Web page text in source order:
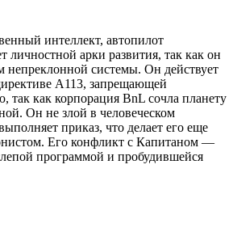
интеллект, автопилот
арки развития, так как он
непреклонной системы. Он действует
A113, запрещающей
так как корпорация BnL сочла планету
Он не злой в человеческом
приказ, что делает его еще
Его конфликт с Капитаном —
программой и пробудившейся